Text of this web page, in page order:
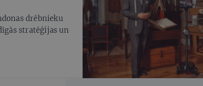
drēbnieku
stratēģijas un